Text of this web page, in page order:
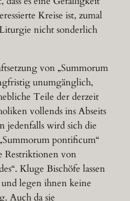
Kreise ist, zumal
nicht sonderlich
von „Summorum
unumgänglich,
Teile der derzeit
vollends ins Abseits
jedenfalls wird sich die
pontificum“
Restriktionen von
Kluge Bischöfe lassen
legen ihnen keine
Auch da sie